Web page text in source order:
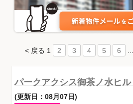
< 戻る 1 2 3 4 5 6
パークアクシス御茶ノ水ヒ
(更新日：08月07日)